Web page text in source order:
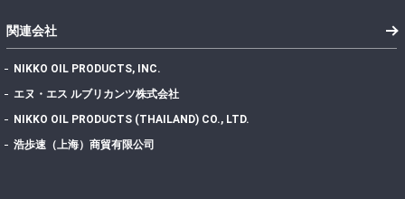
イ
数
稿
日
2022年7月7日
最
関連会社
NIKKO OIL PRODUCTS, INC.
エヌ・エス ルブリカンツ株式会社
NIKKO OIL PRODUCTS (THAILAND) CO., LTD.
浩歩速（上海）商貿有限公司